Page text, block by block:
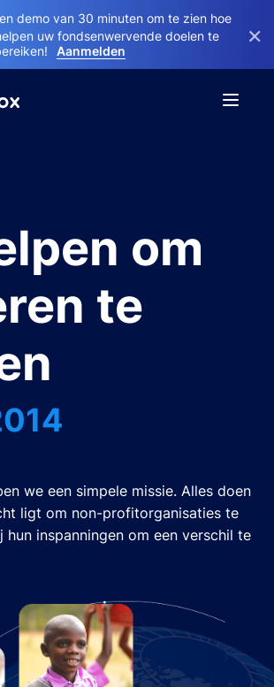
demo van 30 minuten om te zien hoe
uw fondsenwervende doelen te
Aanmelden
×
om
te
we een simpele missie. Alles doen
ligt om non-profitorganisaties te
hun inspanningen om een verschil te